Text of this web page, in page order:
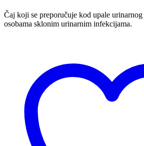
Čaj koji se preporučuje kod upale
osobama sklonim urinarnim infekcijama.